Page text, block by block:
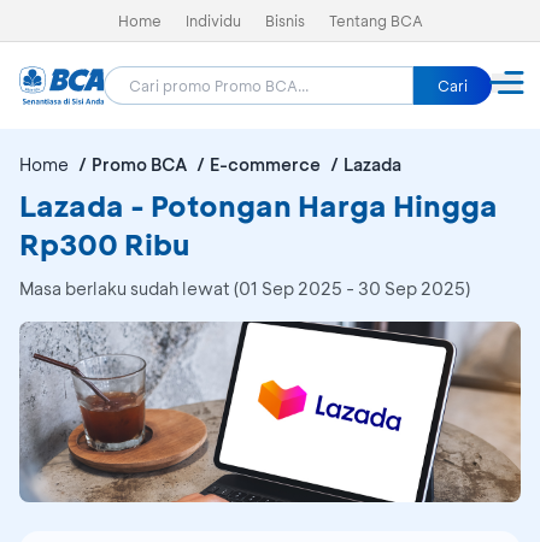
Home Individu Bisnis Tentang BCA
Cari
Home Promo BCA E-commerce Lazada
Lazada - Potongan Harga Hingga
Rp300 Ribu
Masa berlaku sudah lewat (01 Sep 2025 - 30 Sep 2025)